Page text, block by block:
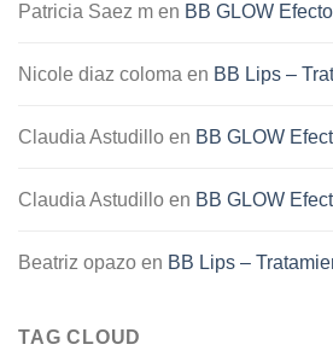
Patricia Saez m en BB GLOW
Nicole diaz coloma en BB Lips –
Claudia Astudillo en BB GLOW
Claudia Astudillo en BB GLOW
Beatriz opazo en BB Lips –
TAG CLOUD